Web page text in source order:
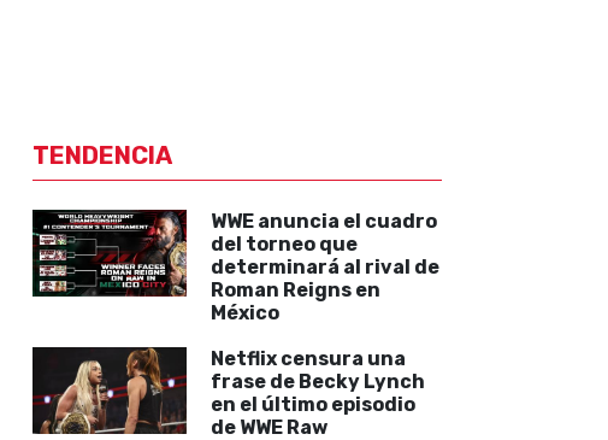
TENDENCIA
WWE anuncia el cuadro
del torneo que
determinará al rival de
Roman Reigns en
México
Netflix censura una
frase de Becky Lynch
en el último episodio
de WWE Raw